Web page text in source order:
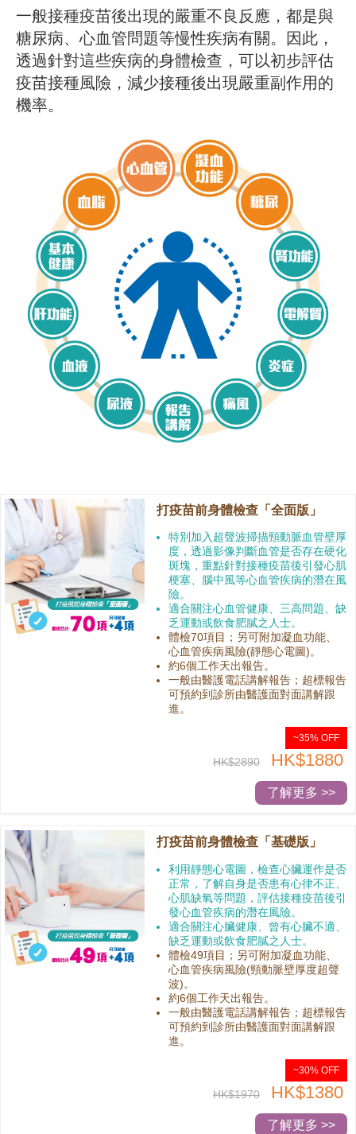
一般接種疫苗後出現的嚴重不良反應，都是與
糖尿病、心血管問題等慢性疾病有關。因此，
透過針對這些疾病的身體檢查，可以初步評估
疫苗接種風險，減少接種後出現嚴重副作用的
機率。
打疫苗前身體檢查「全面版」
特別加入超聲波掃描頸動脈血管壁厚
度，透過影像判斷血管是否存在硬化
斑塊，重點針對接種疫苗後引發心肌
梗塞、腦中風等心血管疾病的潛在風
險。
適合關注心血管健康、三高問題、缺
乏運動或飲食肥膩之人士。
體檢70項目；另可附加凝血功能、
心血管疾病風險(靜態心電圖)。
約6個工作天出報告。
一般由醫護電話講解報告；超標報告
可預約到診所由醫護面對面講解跟
進。
~35% OFF
HK$2890 HK$1880
了解更多 >>
打疫苗前身體檢查「基礎版」
利用靜態心電圖，檢查心臟運作是否
正常，了解自身是否患有心律不正、
心肌缺氧等問題，評估接種疫苗後引
發心血管疾病的潛在風險。
適合關注心臟健康、曾有心臟不適、
缺乏運動或飲食肥膩之人士。
體檢49項目；另可附加凝血功能、
心血管疾病風險(頸動脈壁厚度超聲
波)。
約6個工作天出報告。
一般由醫護電話講解報告；超標報告
可預約到診所由醫護面對面講解跟
進。
~30% OFF
HK$1970 HK$1380
了解更多 >>